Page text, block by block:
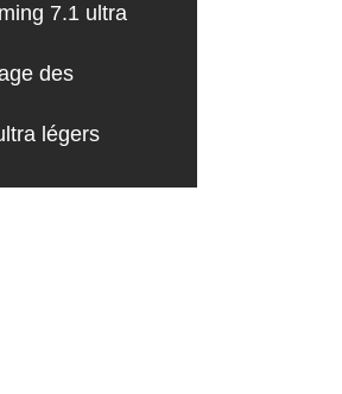
7.1 ultra
des
légers